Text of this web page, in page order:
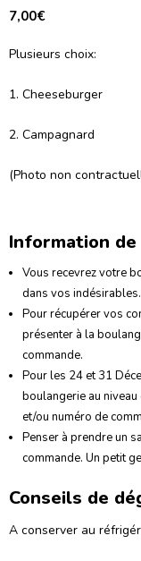
7,00€
Plusieurs choix:
1. Cheeseburger
2. Campagnard
(Photo non
Information
Vous recevrez votre
dans vos indésirables.
Pour récupérer vos
présenter à la
commande.
Pour les 24 et 31
boulangerie au niveau
et/ou numéro de
Penser à prendre un
commande. Un petit
Conseils de
A conserver au